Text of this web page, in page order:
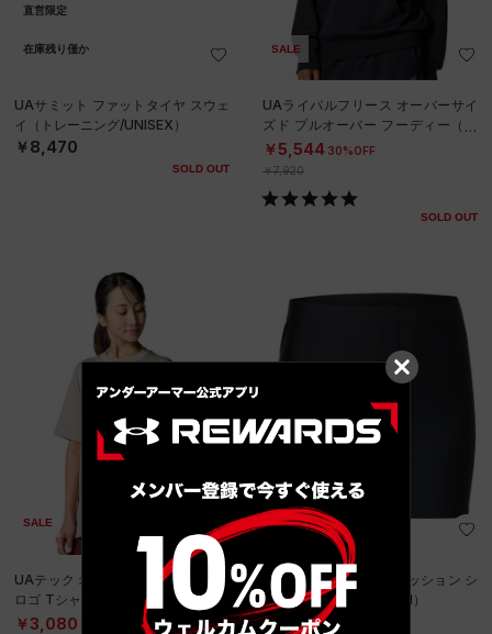
直営限定
在庫残り僅か
UAサミット ファットタイヤ スウェ
イ（トレーニング/UNISEX）
￥8,470
SOLD OUT
SALE
UAライバルフリース オーバーサイ
ズド プルオーバー フーディー（ト
レーニング/WOMEN）
￥5,544 30%OFF
￥7,920
SOLD OUT
SALE
UAテック オーバーサイズド ビッグ
ロゴ Tシャツ（トレーニング/WOM
EN）
￥3,080
SALE
直営限定
UAヒートギア コンプレッション シ
ョーツ（ゴルフ/WOMEN）
￥2,69530%OFF